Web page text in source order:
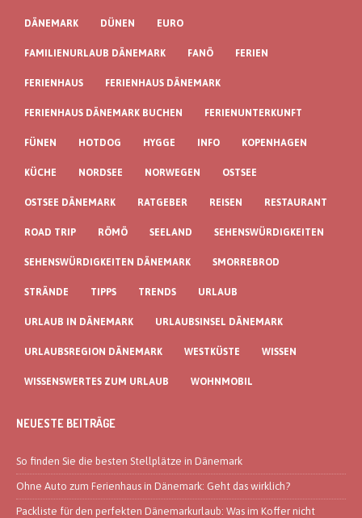
DÄNEMARK DÜNEN EURO
FAMILIENURLAUB DÄNEMARK FANÖ FERIEN
FERIENHAUS FERIENHAUS DÄNEMARK
FERIENHAUS DÄNEMARK BUCHEN FERIENUNTERKUNFT
FÜNEN HOTDOG HYGGE INFO KOPENHAGEN
KÜCHE NORDSEE NORWEGEN OSTSEE
OSTSEE DÄNEMARK RATGEBER REISEN RESTAURANT
ROAD TRIP RÖMÖ SEELAND SEHENSWÜRDIGKEITEN
SEHENSWÜRDIGKEITEN DÄNEMARK SMORREBROD
STRÄNDE TIPPS TRENDS URLAUB
URLAUB IN DÄNEMARK URLAUBSINSEL DÄNEMARK
URLAUBSREGION DÄNEMARK WESTKÜSTE WISSEN
WISSENSWERTES ZUM URLAUB WOHNMOBIL
NEUESTE BEITRÄGE
So finden Sie die besten Stellplätze in Dänemark
Ohne Auto zum Ferienhaus in Dänemark: Geht das wirklich?
Packliste für den perfekten Dänemarkurlaub: Was im Koffer nicht